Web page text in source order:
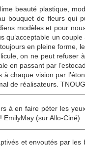
beauté plastique,
bouquet de fleurs qui
modèles et pour
un
en pleine forme,
on ne peut refuser
en passant par
à chaque vision par
de réalisateurs.
à en faire péter les
(sur Allo-Ciné)
et envoutés par